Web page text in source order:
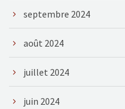
septembre 2024
août 2024
juillet 2024
juin 2024